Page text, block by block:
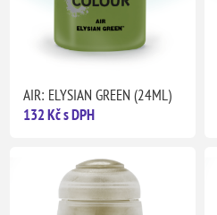
AIR: ELYSIAN GREEN (24ML)
132 Kč s DPH